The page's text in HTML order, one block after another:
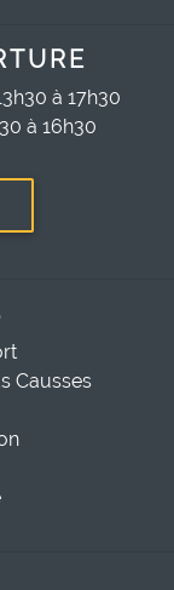
à 17h30
à 16h30
Causses